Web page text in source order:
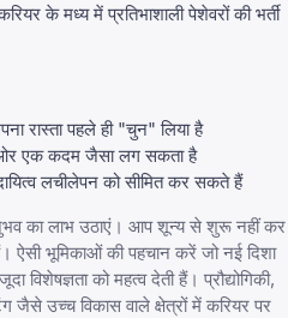
के मध्य में प्रतिभाशाली पेशेवरों की भर्ती
रास्ता पहले ही "चुन" लिया है
एक कदम जैसा लग सकता है
दायित्व लचीलेपन को सीमित कर सकते हैं
का लाभ उठाएं। आप शून्य से शुरू नहीं कर
भूमिकाओं की पहचान करें जो नई दिशा
को महत्व देती हैं। प्रौद्योगिकी,
जैसे उच्च विकास वाले क्षेत्रों में करियर पर